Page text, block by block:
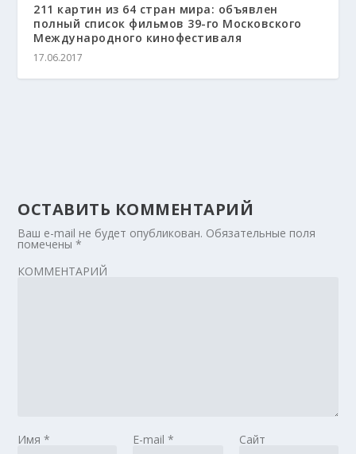
211 картин из 64 стран мира: объявлен
полный список фильмов 39-го Московского
Международного кинофестиваля
17.06.2017
ОСТАВИТЬ КОММЕНТАРИЙ
Ваш e-mail не будет опубликован. Обязательные поля
помечены*
КОММЕНТАРИЙ
Имя* E-mail * Сайт